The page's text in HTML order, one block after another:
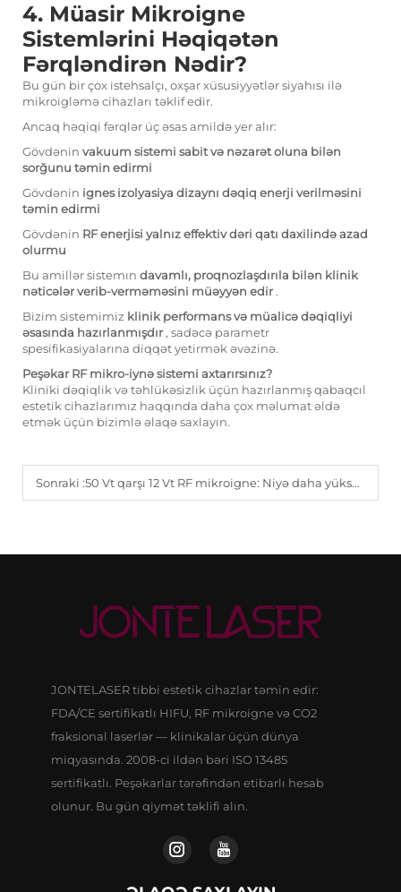
4. Müasir Mikroigne
Sistemlərini Həqiqətən
Fərqləndirən Nədir?
Bu gün bir çox istehsalçı, oxşar xüsusiyyətlər siyahısı ilə
mikroigləmə cihazları təklif edir.
Ancaq həqiqi fərqlər üç əsas amildə yer alır:
Gövdənin vakuum sistemi sabit və nəzarət oluna bilən
sorğunu təmin edirmi
Gövdənin i̇gnes izolyasiya dizaynı dəqiq enerji verilməsini
təmin edirmi
Gövdənin RF enerjisi yalnız effektiv dəri qatı daxilində azad
olurmu
Bu amillər sistemın davamlı, proqnozlaşdırıla bilən klinik
nəticələr verib-verməməsini müəyyən edir.
Bizim sistemimiz klinik performans və müalicə dəqiqliyi
əsasında hazırlanmışdır, sadəcə parametr
spesifikasiyalarına diqqət yetirmək əvəzinə.
Peşəkar RF mikro-iynə sistemi axtarırsınız?
Kliniki dəqiqlik və təhlükəsizlik üçün hazırlanmış qabaqcıl
estetik cihazlarımız haqqında daha çox məlumat əldə
etmək üçün bizimlə əlaqə saxlayın.
Sonraki :50 Vt qarşı 12 Vt RF mikroigne: Niyə daha yüksək güclü cihazlar həmişə daha yaxşı nəticələr vermir?
JONTELASER tibbi estetik cihazlar təmin edir:
FDA/CE sertifikatlı HIFU, RF mikroigne və CO2
fraksional laserlər — klinikalar üçün dünya
miqyasında. 2008-ci ildən bəri ISO 13485
sertifikatlı. Peşəkarlar tərəfindən etibarlı hesab
olunur. Bu gün qiymət təklifi alın.